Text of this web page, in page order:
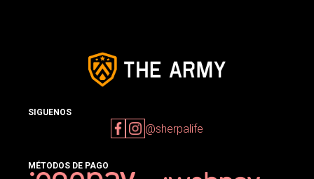
SIGUENOS
@sherpalife
MÉTODOS DE PAGO